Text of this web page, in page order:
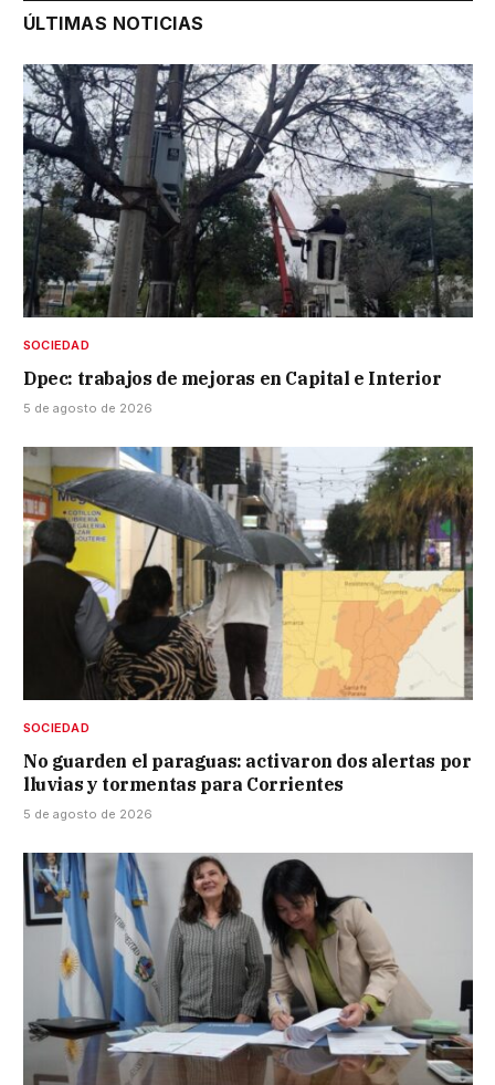
ÚLTIMAS NOTICIAS
SOCIEDAD
Dpec: trabajos de mejoras en Capital e Interior
5 de agosto de 2026
SOCIEDAD
No guarden el paraguas: activaron dos alertas por
lluvias y tormentas para Corrientes
5 de agosto de 2026